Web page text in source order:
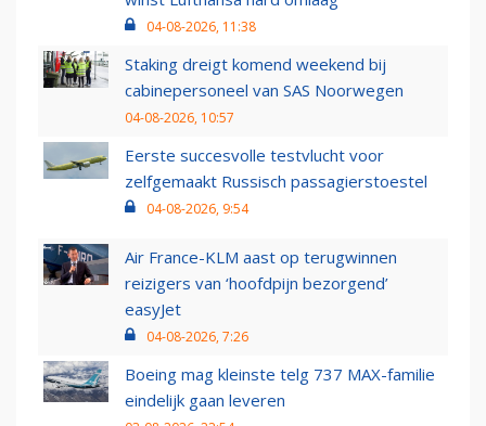
04-08-2026, 11:38
Staking dreigt komend weekend bij
cabinepersoneel van SAS Noorwegen
04-08-2026, 10:57
Eerste succesvolle testvlucht voor
zelfgemaakt Russisch passagierstoestel
04-08-2026, 9:54
Air France-KLM aast op terugwinnen
reizigers van ‘hoofdpijn bezorgend’
easyJet
04-08-2026, 7:26
Boeing mag kleinste telg 737 MAX-familie
eindelijk gaan leveren